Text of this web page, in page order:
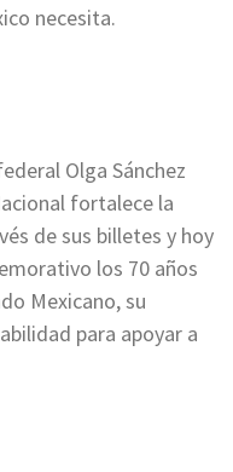
necesita.
Olga Sánchez
fortalece la
de sus billetes y hoy
los 70 años
Mexicano, su
para apoyar a